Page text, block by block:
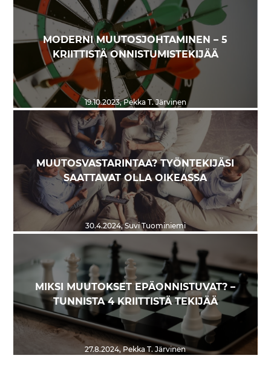
MODERNI MUUTOSJOHTAMINEN – 5
KRIITTISTÄ ONNISTUMISTEKIJÄÄ
19.10.2023,Pekka T. Järvinen
MUUTOSVASTARINTAA? TYÖNTEKIJÄSI
SAATTAVAT OLLA OIKEASSA
30.4.2024,Suvi Tuominiemi
MIKSI MUUTOKSET EPÄONNISTUVAT? –
TUNNISTA 4 KRIITTISTÄ TEKIJÄÄ
27.8.2024, Pekka T. Järvinen